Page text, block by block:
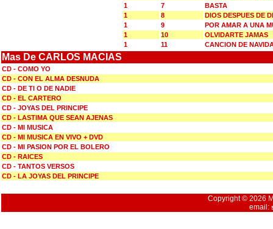
1
7
BASTA
1
8
DIOS DESPUES DE
1
9
POR AMAR A UNA
1
10
OLVIDARTE JAMAS
1
11 CANCION DE
Mas De CARLOS MACIAS
CD - COMO YO
CD - CON EL ALMA DESNUDA
CD - DE TI O DE NADIE
CD - EL CARTERO
CD - JOYAS DEL PRINCIPE
CD - LASTIMA QUE SEAN AJENAS
CD - MI MUSICA
CD - MI MUSICA EN VIVO + DVD
CD - MI PASION POR EL BOLERO
CD - RAICES
CD - TANTOS VERSOS
CD - LA JOYAS DEL PRINCIPE
Copyright © 2026
email: